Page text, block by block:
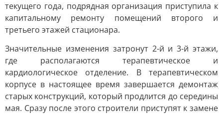
текущего года, подрядная организация приступила к
капитальному ремонту помещений второго и
третьего этажей стационара.
Значительные изменения затронут 2-й и 3-й этажи,
где располагаются терапевтическое и
кардиологическое отделение. В терапевтическом
корпусе в настоящее время завершается демонтаж
старых конструкций, который продлится до середины
мая. Сразу после этого строители приступят к замене